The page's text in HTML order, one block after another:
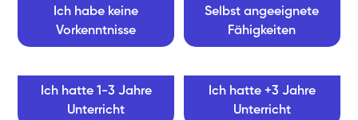
Ich habe keine
Vorkenntnisse
Selbst angeeignete
Fähigkeiten
Ich hatte 1-3 Jahre
Unterricht
Ich hatte +3 Jahre
Unterricht